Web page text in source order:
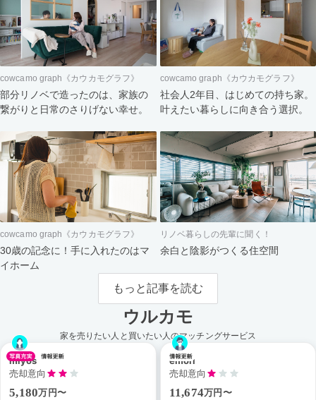
cowcamo graph《カウカモグラフ》
部分リノベで造ったのは、家族の
繋がりと日常のさりげない幸せ。
cowcamo graph《カウカモグラフ》
社会人2年目、はじめての持ち家。
叶えたい暮らしに向き合う選択。
cowcamo graph《カウカモグラフ》
30歳の記念に！手に入れたのはマ
イホーム
リノベ暮らしの先輩に聞く！
余白と陰影がつくる住空間
もっと記事を読む
ウルカモ
家を売りたい人と買いたい人のマッチングサービス
miyos
売却意向
5,180万円〜
emori
売却意向
11,674万円〜